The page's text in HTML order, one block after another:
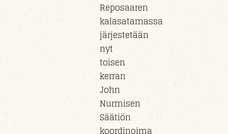
Reposaaren
kalasatamassa
järjestetään
nyt
toisen
kerran
John
Nurmisen
Säätiön
koordinoima